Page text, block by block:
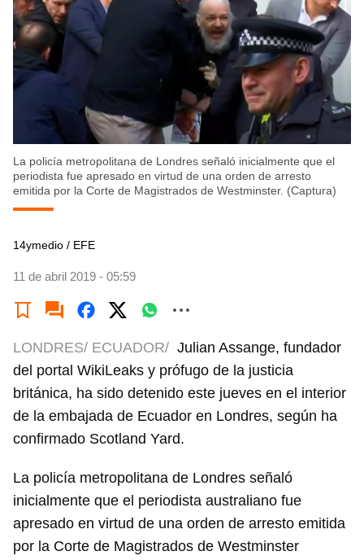
La policía metropolitana de Londres señaló inicialmente que el
periodista fue apresado en virtud de una orden de arresto
emitida por la Corte de Magistrados de Westminster. (Captura)
14ymedio / EFE
11 de abril 2019 - 05:59
LONDRES/ ECUADOR/ Julian Assange, fundador
del portal WikiLeaks y prófugo de la justicia
británica, ha sido detenido este jueves en el interior
de la embajada de Ecuador en Londres, según ha
confirmado Scotland Yard.
La policía metropolitana de Londres señaló
inicialmente que el periodista australiano fue
apresado en virtud de una orden de arresto emitida
por la Corte de Magistrados de Westminster